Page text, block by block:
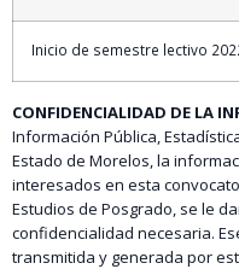
Inicio de semestre lectivo
CONFIDENCIALIDAD DE LA
Información Pública,
Estado de Morelos, la
interesados en esta
Estudios de Posgrado, se le
confidencialidad necesaria.
transmitida y generada por